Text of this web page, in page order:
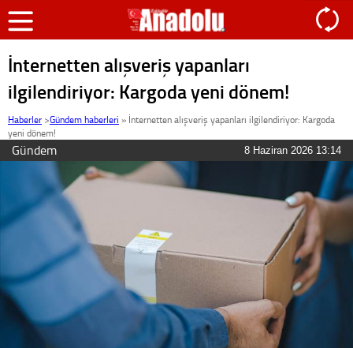
İnternetten alışveriş yapanları
ilgilendiriyor: Kargoda yeni dönem!
Haberler >Gündem haberleri » İnternetten alışveriş yapanları ilgilendiriyor: Kargoda
yeni dönem!
Gündem 8 Haziran 2026 13:14